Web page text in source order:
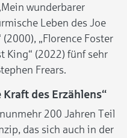
wunderbarer
Leben des Joe
„Florence Foster
King“ (2022) fünf sehr
Frears.
des Erzählens“
200 Jahren Teil
das sich auch in der